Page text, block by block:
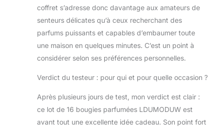
coffret s’adresse donc davantage aux amateurs de
senteurs délicates qu’à ceux recherchant des
parfums puissants et capables d’embaumer toute
une maison en quelques minutes. C’est un point à
considérer selon ses préférences personnelles.
Verdict du testeur : pour qui et pour quelle occasion ?
Après plusieurs jours de test, mon verdict est clair :
ce lot de 16 bougies parfumées LDUMODUW est
avant tout une excellente idée cadeau. Son point fort